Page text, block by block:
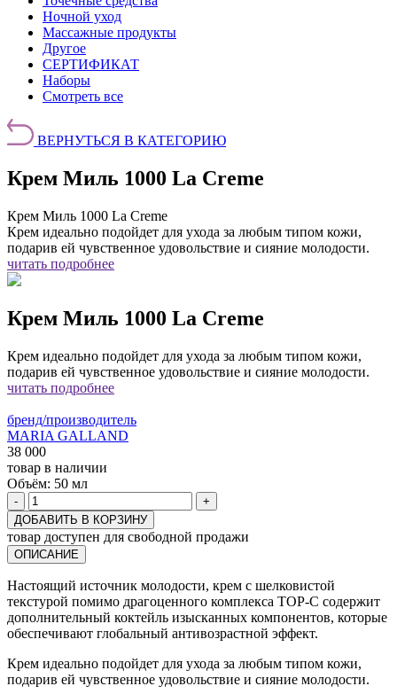
Ночной уход
Массажные продукты
Другое
СЕРТИФИКАТ
Наборы
Смотреть все
ВЕРНУТЬСЯ В КАТЕГОРИЮ
Крем Миль 1000 La Creme
Крем Миль 1000 La Creme
Крем идеально подойдет для ухода за любым типом кожи,
подарив ей чувственное удовольствие и сияние молодости.
читать подробнее
Крем Миль 1000 La Creme
Крем идеально подойдет для ухода за любым типом кожи,
подарив ей чувственное удовольствие и сияние молодости.
читать подробнее
бренд/производитель
MARIA GALLAND
38 000
товар в наличии
Объём: 50 мл
-
+
ДОБАВИТЬ В КОРЗИНУ
товар доступен для свободной продажи
ОПИСАНИЕ
Настоящий источник молодости, крем с шелковистой
текстурой помимо драгоценного комплекса TOP-C содержит
дополнительный коктейль изысканных компонентов, которые
обеспечивают глобальный антивозрастной эффект.
Крем идеально подойдет для ухода за любым типом кожи,
подарив ей чувственное удовольствие и сияние молодости.